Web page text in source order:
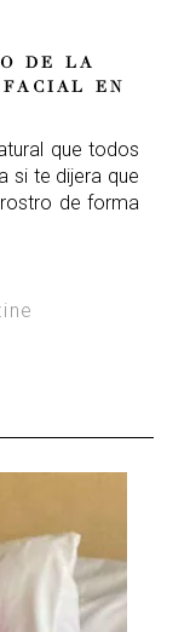
DE LA
EN
que todos
si te dijera que
de forma